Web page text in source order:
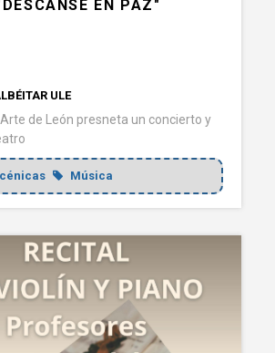
EN PAZ"
ULE
Arte de León presneta un concierto y
Música